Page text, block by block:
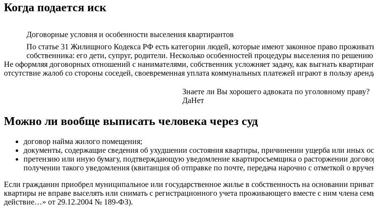
Когда подается иск
Договорные условия и особенности выселения квартирантов
По статье 31 Жилищного Кодекса РФ есть категории людей, которые имеют законное право
собственника: его дети, супруг, родители. Несколько особенностей процедуры выселения по решению
Не оформляя договорных отношений с нанимателями, собственник усложняет задачу, как выгнать
отсутствие жалоб со стороны соседей, своевременная уплата коммунальных платежей играют в пользу
Знаете ли Вы хорошего адвоката по уголовному праву?
ДаНет
Можно ли вообще выписать человека через суд
договор найма жилого помещения;
документы, содержащие сведения об ухудшении состояния квартиры, причинении ущерба или иных
претензию или иную бумагу, подтверждающую уведомление квартиросъемщика о расторжении
получении такого уведомления (квитанция об отправке по почте, передача нарочно с отметкой о
Если гражданин приобрел муниципальное или государственное жилье в собственность на основании
квартиры не вправе выселять или снимать с регистрационного учета проживающего вместе с ним члена
действие…» от 29.12.2004 № 189-ФЗ).